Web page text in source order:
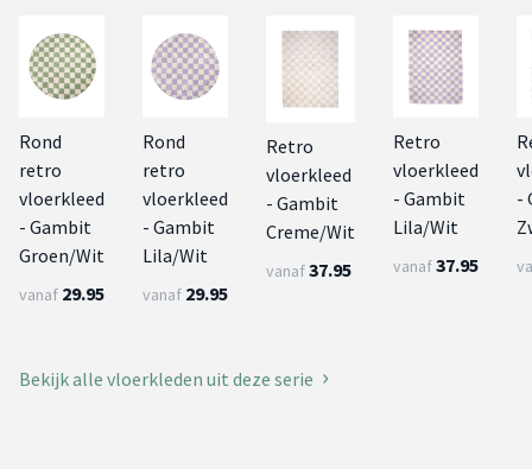
Rond
retro
vloerkleed
- Gambit
Groen/Wit
vanaf 29.95
Rond
retro
vloerkleed
- Gambit
Lila/Wit
vanaf 29.95
Retro
vloerkleed
- Gambit
Creme/Wit
vanaf37.95
Retro
vloerkleed
- Gambit
Lila/Wit
vanaf37.95
-
Bekijk alle vloerkleden uit deze serie